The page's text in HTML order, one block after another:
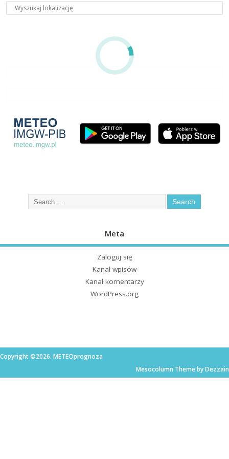
Meta
Zaloguj się
Kanał wpisów
Kanał komentarzy
WordPress.org
Copyright ©2026. METEOprognoza
Mesocolumn Theme by Dezzain